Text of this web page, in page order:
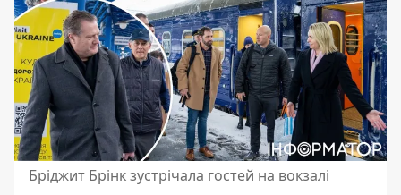
Бріджит Брінк зустрічала гостей на вокзалі